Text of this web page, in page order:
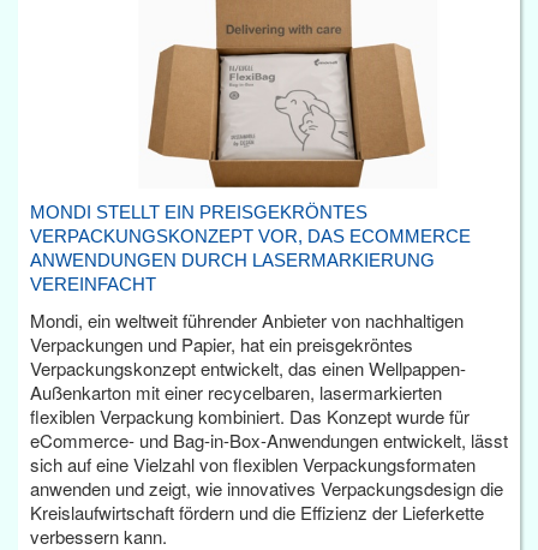
MONDI STELLT EIN PREISGEKRÖNTES
VERPACKUNGSKONZEPT VOR, DAS ECOMMERCE
ANWENDUNGEN DURCH LASERMARKIERUNG
VEREINFACHT
Mondi, ein weltweit führender Anbieter von nachhaltigen
Verpackungen und Papier, hat ein preisgekröntes
Verpackungskonzept entwickelt, das einen Wellpappen-
Außenkarton mit einer recycelbaren, lasermarkierten
flexiblen Verpackung kombiniert. Das Konzept wurde für
eCommerce- und Bag-in-Box-Anwendungen entwickelt, lässt
sich auf eine Vielzahl von flexiblen Verpackungsformaten
anwenden und zeigt, wie innovatives Verpackungsdesign die
Kreislaufwirtschaft fördern und die Effizienz der Lieferkette
verbessern kann.